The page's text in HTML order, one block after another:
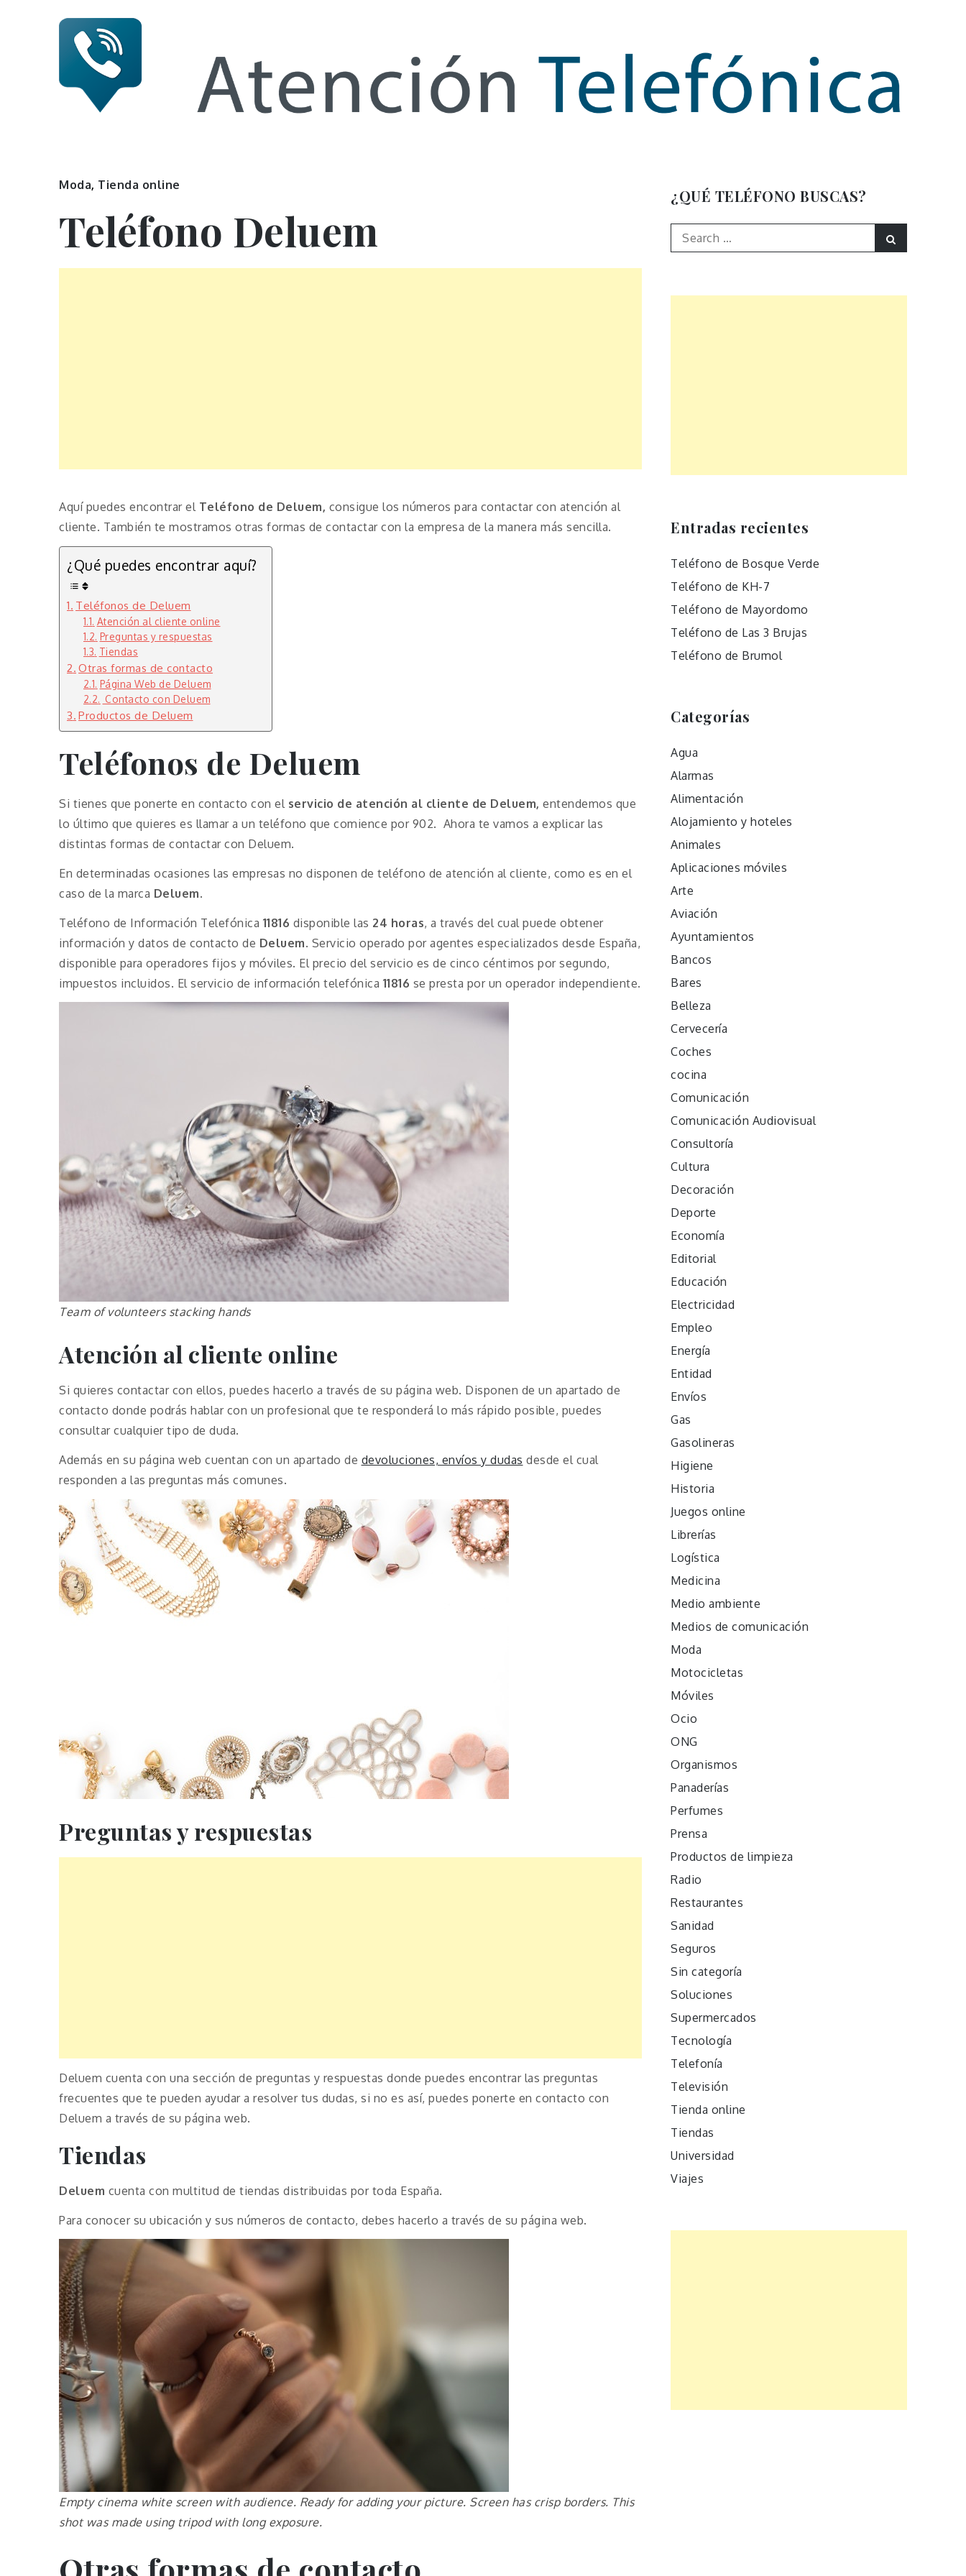
Numero de Información
Moda, Tienda online
Teléfono Deluem
Aquí puedes encontrar elTeléfono de Deluem, consigue los números para contactar con atención al
cliente. También te mostramos otras formas de contactar con la empresa de la manera más sencilla.
¿Qué puedes encontrar aquí?
Teléfonos de Deluem
Atención al cliente online
Preguntas y respuestas
Tiendas
Otras formas de contacto
Página Web de Deluem
Contacto con Deluem
Productos de Deluem
Teléfonos de Deluem
Si tienes que ponerte en contacto con el servicio de atención al cliente de Deluem, entendemos que
lo último que quieres es llamar a un teléfono que comience por 902. Ahora te vamos a explicar las
distintas formas de contactar con Deluem.
En determinadas ocasiones las empresas no disponen de teléfono de atención al cliente, como es en el
caso de la marca Deluem.
Teléfono de Información Telefónica 11816 disponible las 24 horas, a través del cual puede obtener
información y datos de contacto de Deluem. Servicio operado por agentes especializados desde España,
disponible para operadores fijos y móviles. El precio del servicio es de cinco céntimos por segundo,
impuestos incluidos. El servicio de información telefónica 11816 se presta por un operador independiente.
Team of volunteers stacking hands
Atención al cliente online
Si quieres contactar con ellos, puedes hacerlo a través de su página web. Disponen de un apartado de
contacto donde podrás hablar con un profesional que te responderá lo más rápido posible, puedes
consultar cualquier tipo de duda.
Además en su página web cuentan con un apartado de devoluciones, envíos y dudas desde el cual
responden a las preguntas más comunes.
Preguntas y respuestas
Deluem cuenta con una sección de preguntas y respuestas donde puedes encontrar las preguntas
frecuentes que te pueden ayudar a resolver tus dudas, si no es así, puedes ponerte en contacto con
Deluem a través de su página web.
Tiendas
Deluem cuenta con multitud de tiendas distribuidas por toda España.
Para conocer su ubicación y sus números de contacto, debes hacerlo a través de su página web.
Empty cinema white screen with audience. Ready for adding your picture. Screen has crisp borders. This
shot was made using tripod with long exposure.
¿QUÉ TELÉFONO BUSCAS?
Search
for:
Entradas recientes
Teléfono de Bosque Verde
Teléfono de KH-7
Teléfono de Mayordomo
Teléfono de Las 3 Brujas
Teléfono de Brumol
Categorías
Agua
Alarmas
Alimentación
Alojamiento y hoteles
Animales
Aplicaciones móviles
Arte
Aviación
Ayuntamientos
Bancos
Bares
Belleza
Cervecería
Coches
cocina
Comunicación
Comunicación Audiovisual
Consultoría
Cultura
Decoración
Deporte
Economía
Editorial
Educación
Electricidad
Empleo
Energía
Entidad
Envíos
Gas
Gasolineras
Higiene
Historia
Juegos online
Librerías
Logística
Medicina
Medio ambiente
Medios de comunicación
Moda
Motocicletas
Móviles
Ocio
ONG
Organismos
Panaderías
Perfumes
Prensa
Productos de limpieza
Radio
Restaurantes
Sanidad
Seguros
Sin categoría
Soluciones
Supermercados
Tecnología
Telefonía
Televisión
Tienda online
Tiendas
Universidad
Viajes